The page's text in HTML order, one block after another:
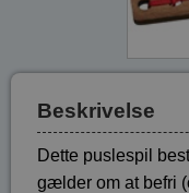
Beskrivelse
Dette puslespil
gælder om at befri